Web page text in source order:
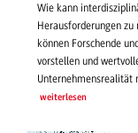
Wie kann
Herausforderungen zu
können Forschende
vorstellen und
Unternehmensrealität
weiterlesen